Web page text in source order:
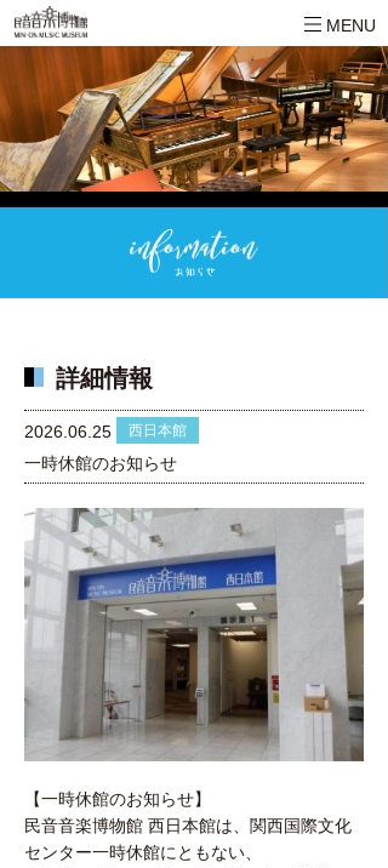
MENU
詳細情報
2026.06.25 西日本館
一時休館のお知らせ
【一時休館のお知らせ】
民音音楽博物館 西日本館は、関西国際文化
センター一時休館にともない、